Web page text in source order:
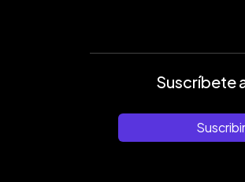
Suscríbete